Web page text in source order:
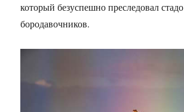
который безуспешно преследовал стадо
бородавочников.